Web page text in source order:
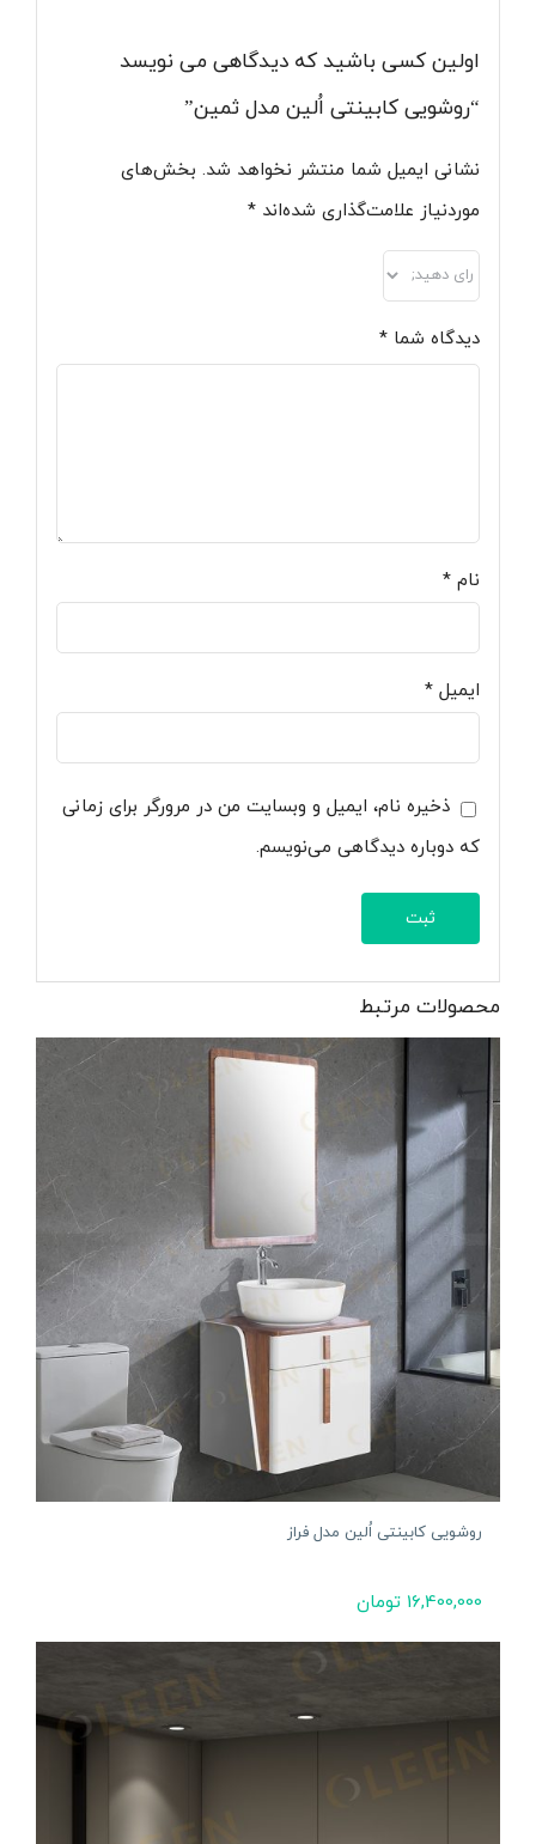
اولین کسی باشید که دیدگاهی می نویسد
“روشویی کابینتی اُلین مدل ثمین”
نشانی ایمیل شما منتشر نخواهد شد. بخش‌های
موردنیاز علامت‌گذاری شده‌اند *
دیدگاه شما *
نام *
ایمیل *
ذخیره نام، ایمیل و وبسایت من در مرورگر برای زمانی
که دوباره دیدگاهی می‌نویسم.
محصولات مرتبط
روشویی کابینتی اُلین مدل فراز
16,400,000 تومان